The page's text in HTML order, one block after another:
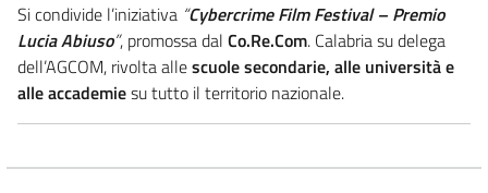
Si condivide l’iniziativa “Cybercrime Film Festival – Premio
Lucia Abiuso”, promossa dal Co.Re.Com. Calabria su delega
dell’AGCOM, rivolta allescuole secondarie, alle università e
alle accademiesu tutto il territorio nazionale.